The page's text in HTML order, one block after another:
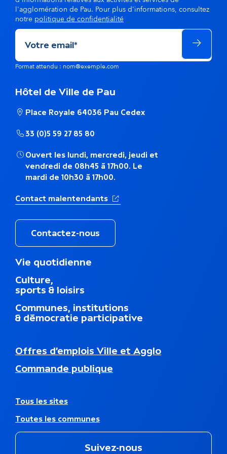
l
a
m
ê
m
e
t
h
a
i
q
u
e
l'agglomération de Pau. Pour plus d'informations, consultez
notre politique de confidentialité
Format attendu : nom@exemple.com
Hôtel de Ville de Pau
Place Royale 64036 Pau Cedex
33 (0)5 59 27 85 80
Ouvert les lundi, mercredi, jeudi et
vendredi de 08h45 à 17h00. Le
mardi de 10h30 à 17h00.
Contact malentendants (Ouverture dans un nouvel
Contactez-nous
M
n
u
d
u
p
d
d
e
g
e
Vie quotidienne
Culture,
sports & loisirs
Communes, institutions
& démocratie participative
N
v
a
i
o
Offres d’emplois Ville et Agglo
Commande publique
A
t
r
Tous les sites
Toutes les communes
Suivez-nous